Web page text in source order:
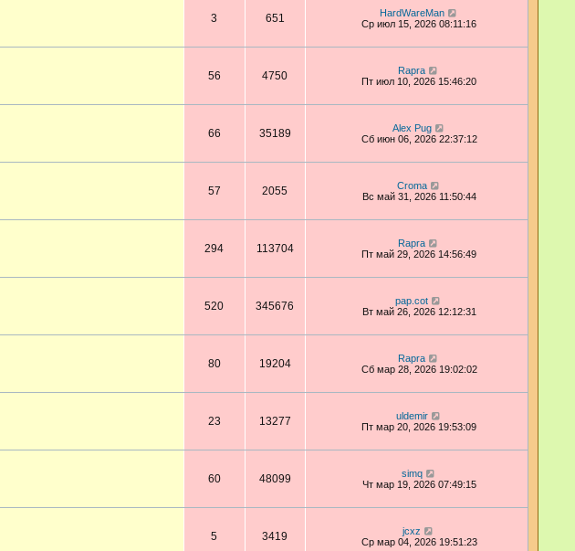
3 651
HardWareMan
Ср июл 15, 2026 08:11:16
56 4750
Rapra
Пт июл 10, 2026 15:46:20
66 35189
Alex Pug
Сб июн 06, 2026 22:37:12
57 2055
Croma
Вс май 31, 2026 11:50:44
294 113704
Rapra
Пт май 29, 2026 14:56:49
520 345676
pap.cot
Вт май 26, 2026 12:12:31
80 19204
Rapra
Сб мар 28, 2026 19:02:02
23 13277
uldemir
Пт мар 20, 2026 19:53:09
60 48099
simq
Чт мар 19, 2026 07:49:15
5 3419
jcxz
Ср мар 04, 2026 19:51:23